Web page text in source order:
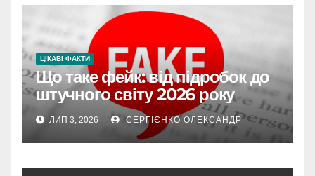
ЦІКАВІ ФАКТИ
Що таке фейк: від підробок до
штучного світу 2026 року
ЛИП 3, 2026 СЕРГІЄНКО ОЛЕКСАНДР